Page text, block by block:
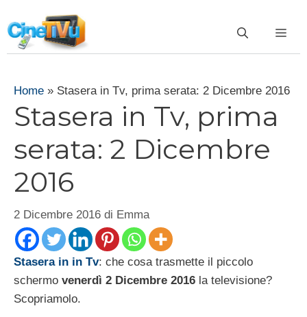
al
contenuto
Home » Stasera in Tv, prima serata: 2 Dicembre 2016
Stasera in Tv, prima
serata: 2 Dicembre
2016
2 Dicembre 2016 di Emma
Stasera in in Tv: che cosa trasmette il piccolo
schermo venerdì 2 Dicembre 2016 la televisione?
Scopriamolo.